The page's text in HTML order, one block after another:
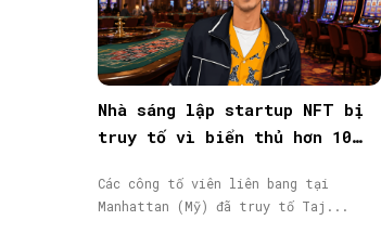
Nhà sáng lập startup NFT bị
truy tố vì biển thủ hơn 10
Các công tố viên liên bang tại
Manhattan (Mỹ) đã truy tố Taj...